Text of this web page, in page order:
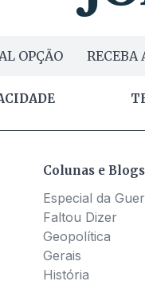
OPÇÃO RECEBA
Colunas e Blogs
Especial da
Faltou Dizer
Geopolítica
Gerais
História